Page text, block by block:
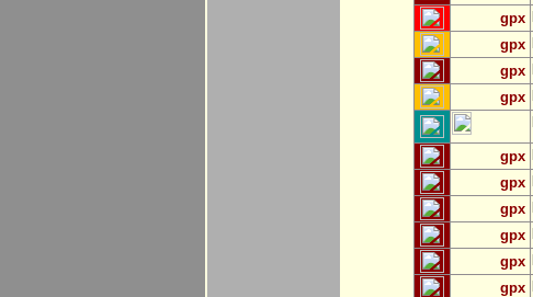
gpx
gpx
gpx
gpx
gpx
gpx
gpx
gpx
gpx
gpx